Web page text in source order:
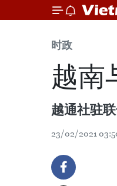
时政
越南
越通社驻
23/02/2021